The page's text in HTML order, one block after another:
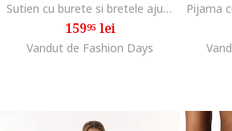
Sutien cu burete si bretele ajustabile, Roz prafuit
15995lei
Vandut de Fashion Days